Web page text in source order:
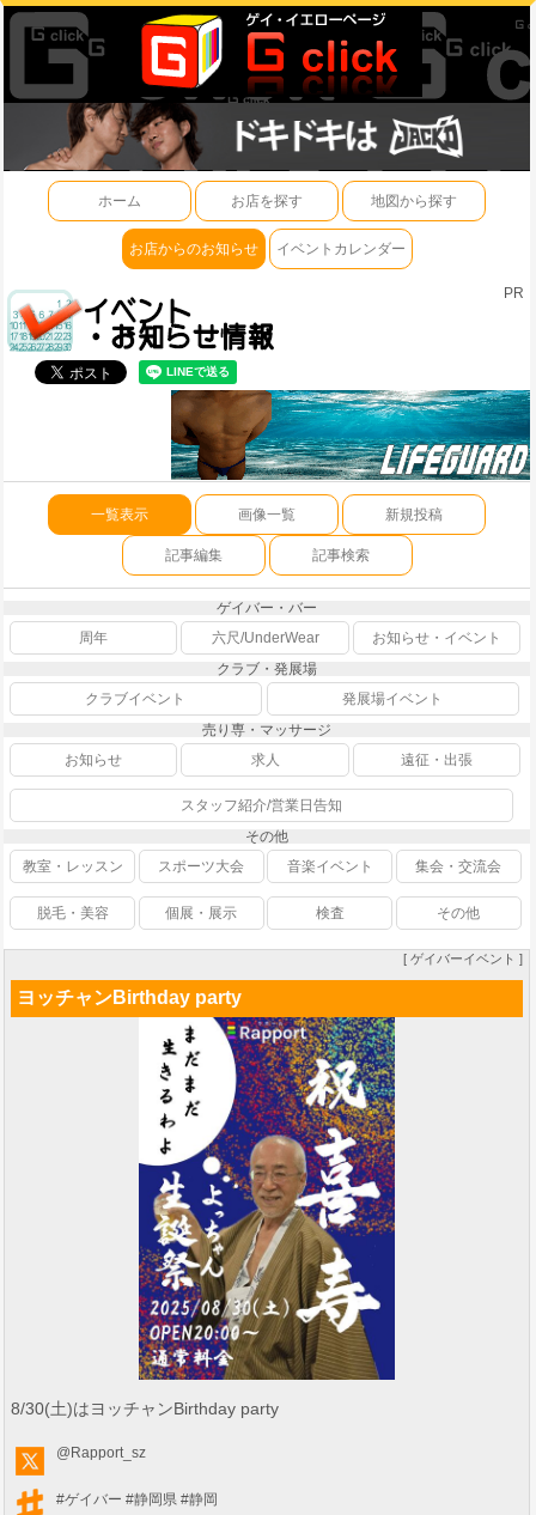
ホーム お店を探す 地図から探す
お店からのお知らせ イベントカレンダー
PR
一覧表示 画像一覧 新規投稿
記事編集 記事検索
ゲイバー・バー
周年
六尺/UnderWear
お知らせ・イベント
クラブ・発展場
クラブイベント
発展場イベント
売り専・マッサージ
お知らせ
求人 遠征・出張
スタッフ紹介/営業日告知
その他
教室・レッスン
スポーツ大会 音楽イベント 集会・交流会
脱毛・美容 個展・展示 検査 その他
[ ゲイバーイベント ]
ヨッチャンBirthday party
8/30(土)はヨッチャンBirthday party
@Rapport_sz
#ゲイバー #静岡県 #静岡